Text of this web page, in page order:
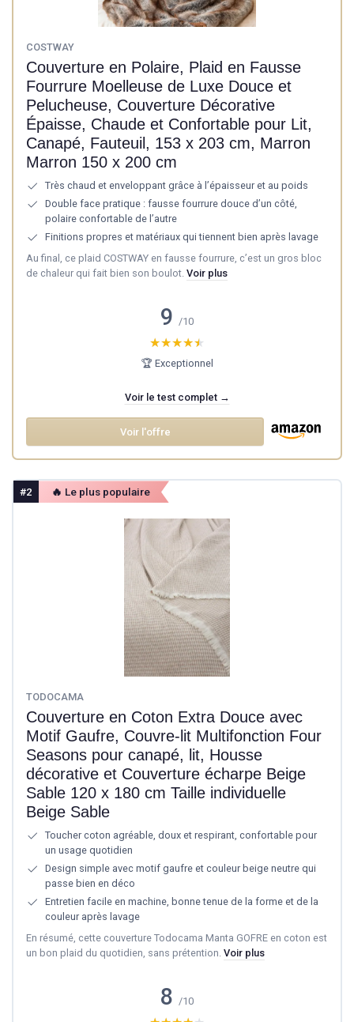
COSTWAY
Couverture en Polaire, Plaid en Fausse
Fourrure Moelleuse de Luxe Douce et
Pelucheuse, Couverture Décorative
Épaisse, Chaude et Confortable pour Lit,
Canapé, Fauteuil, 153 x 203 cm, Marron
Marron 150 x 200 cm
Très chaud et enveloppant grâce à l’épaisseur et au poids
Double face pratique : fausse fourrure douce d’un côté,
polaire confortable de l’autre
Finitions propres et matériaux qui tiennent bien après lavage
Au final, ce plaid COSTWAY en fausse fourrure, c’est un gros bloc
de chaleur qui fait bien son boulot. Voir plus
9 /10
★★★★★
★★★★★
🏆 Exceptionnel
Voir le test complet →
Voir l'offre
#2 🔥 Le plus populaire
TODOCAMA
Couverture en Coton Extra Douce avec
Motif Gaufre, Couvre-lit Multifonction Four
Seasons pour canapé, lit, Housse
décorative et Couverture écharpe Beige
Sable 120 x 180 cm Taille individuelle
Beige Sable
Toucher coton agréable, doux et respirant, confortable pour
un usage quotidien
Design simple avec motif gaufre et couleur beige neutre qui
passe bien en déco
Entretien facile en machine, bonne tenue de la forme et de la
couleur après lavage
En résumé, cette couverture Todocama Manta GOFRE en coton est
un bon plaid du quotidien, sans prétention. Voir plus
8 /10